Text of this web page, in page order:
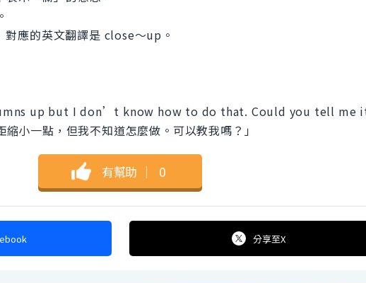
應的英文翻譯是 close～up。
up but I don’t know how to do that. Could you tell me
縮小一點，但我不知道怎麼做。可以教我嗎？」
有幫助 ｜ 0
分享至X